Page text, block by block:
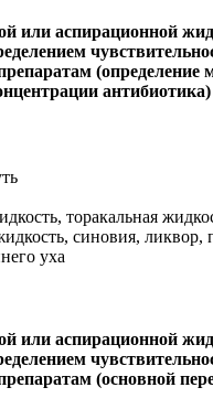
или аспирационной
(определение
антибиотика)
торакальная
синовия, ликвор,
уха
или аспирационной
(основной